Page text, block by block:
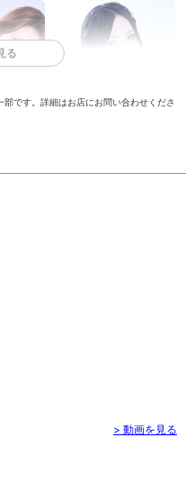
る
です。詳細はお店にお問い合わせくださ
> 動画を見る